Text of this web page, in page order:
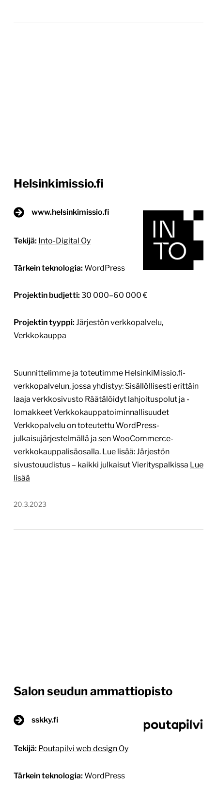
Helsinkimissio.fi
www.helsinkimissio.fi
Tekijä: Into-Digital Oy
Tärkein teknologia: WordPress
Projektin budjetti: 30 000–60 000 €
Projektin tyyppi: Järjestön verkkopalvelu,
Verkkokauppa
Suunnittelimme ja toteutimme HelsinkiMissio.fi-
verkkopalvelun, jossa yhdistyy: Sisällöllisesti erittäin
laaja verkkosivusto Räätälöidyt lahjoituspolut ja -
lomakkeet Verkkokauppatoiminnallisuudet
Verkkopalvelu on toteutettu WordPress-
julkaisujärjestelmällä ja sen WooCommerce-
verkkokauppalisäosalla. Lue lisää: Järjestön
sivustouudistus – kaikki julkaisut Vierityspalkissa Lue
lisää
20.3.2023
Salon seudun ammattiopisto
sskky.fi
Tekijä: Poutapilvi web design Oy
Tärkein teknologia: WordPress